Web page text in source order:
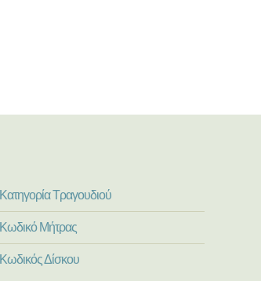
Κατηγορία Τραγουδιού
Κωδικό Μήτρας
Κωδικός Δίσκου